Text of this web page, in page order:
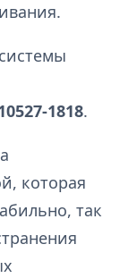
1818.
которая
так